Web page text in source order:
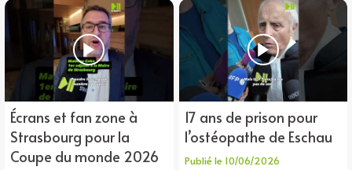
Écrans et fan zone à
Strasbourg pour la
Coupe du monde 2026
Publié le 10/06/2026
17 ans de prison pour
l’ostéopathe de Eschau